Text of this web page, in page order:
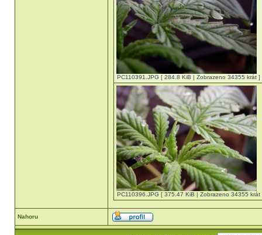
PC110391.JPG [ 284.8 KiB | Zobrazeno 34355 krát ]
PC110396.JPG [ 375.47 KiB | Zobrazeno 34355 krát
Nahoru